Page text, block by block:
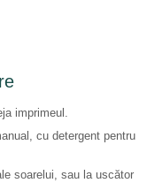
imprimeul.
cu detergent pentru
soarelui, sau la uscător